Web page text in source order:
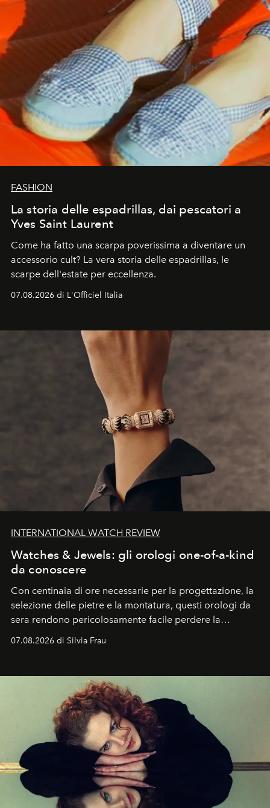
FASHION
La storia delle espadrillas, dai pescatori a
Yves Saint Laurent
Come ha fatto una scarpa poverissima a diventare un
accessorio cult? La vera storia delle espadrillas, le
scarpe dell'estate per eccellenza.
07.08.2026 di L'Officiel Italia
INTERNATIONAL WATCH REVIEW
Watches & Jewels: gli orologi one-of-a-kind
da conoscere
Con centinaia di ore necessarie per la progettazione, la
selezione delle pietre e la montatura, questi orologi da
sera rendono pericolosamente facile perdere la
07.08.2026 di Silvia Frau